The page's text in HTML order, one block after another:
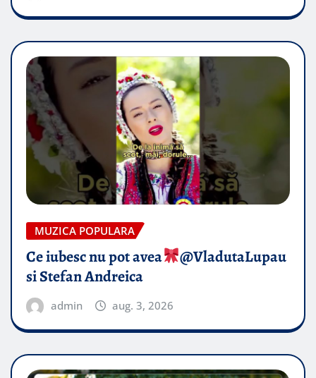
MUZICA POPULARA
Ce iubesc nu pot avea
​@VladutaLupau
si Stefan Andreica
admin aug. 3, 2026